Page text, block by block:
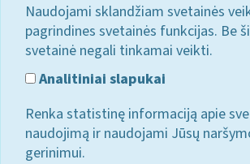
Naudojami sklandžiam svetainės
pagrindines svetainės funkcijas. Be
svetainė negali tinkamai veikti.
Analitiniai slapukai
Renka statistinę informaciją apie
naudojimą ir naudojami Jūsų
gerinimui.